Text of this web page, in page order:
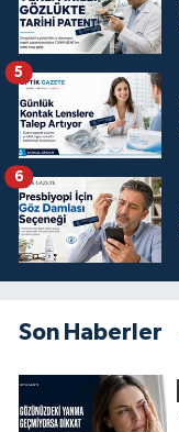
5
6
Son Haberler